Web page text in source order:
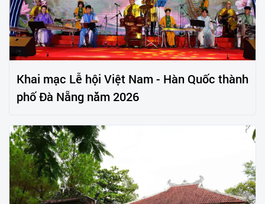
Khai mạc Lễ hội Việt Nam - Hàn Quốc thành
phố Đà Nẵng năm 2026